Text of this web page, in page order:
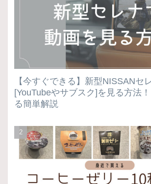
【今すぐできる】新型NISSANセ
[YouTubeやサブスク]を見る方法
る簡単解説